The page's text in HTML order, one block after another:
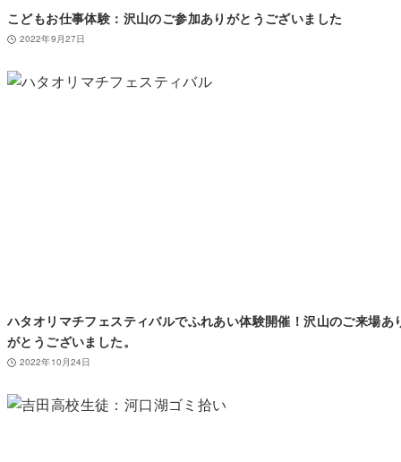
こどもお仕事体験：沢山のご参加ありがとうございました
2022年9月27日
ハタオリマチフェスティバルでふれあい体験開催！沢山のご来場あ
がとうございました。
2022年10月24日